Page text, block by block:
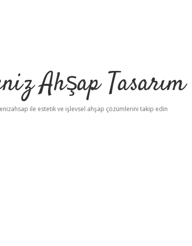
Ahşap Tasarım
ile estetik ve işlevsel ahşap çözümlerini takip edin